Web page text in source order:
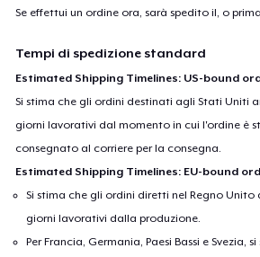
Se effettui un ordine ora, sarà spedito il, o
Tempi di spedizione standard
Estimated Shipping Timelines: US-bound
Si stima che gli ordini destinati agli Stati Uniti
giorni lavorativi dal momento in cui l'ordine è
consegnato al corriere per la consegna.
Estimated Shipping Timelines: EU-bound
Si stima che gli ordini diretti nel Regno Unito
giorni lavorativi dalla produzione.
Per Francia, Germania, Paesi Bassi e Svezia,